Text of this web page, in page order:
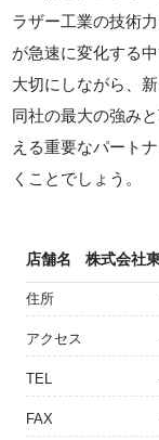
ラザー工業の技術
が急速に変化する
大切にしながら、
同社の最大の強み
える重要なパート
くことでしょう。
店舗名 株式会社
住所
アクセス
TEL
FAX